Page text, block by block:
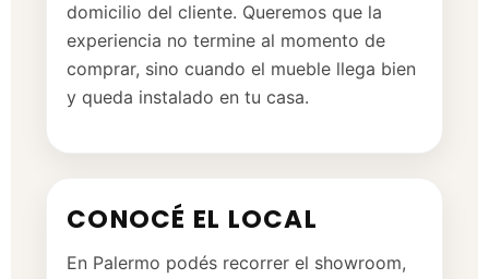
domicilio del cliente. Queremos que la
experiencia no termine al momento de
comprar, sino cuando el mueble llega bien
y queda instalado en tu casa.
CONOCÉ EL LOCAL
En Palermo podés recorrer el showroom,